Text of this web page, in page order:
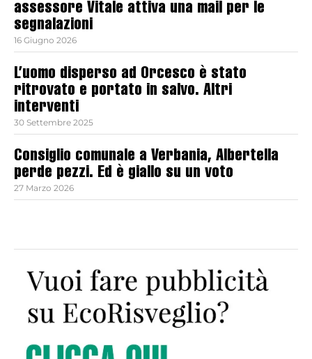
assessore Vitale attiva una mail per le
segnalazioni
16 Giugno 2026
L’uomo disperso ad Orcesco è stato
ritrovato e portato in salvo. Altri
interventi
30 Settembre 2025
Consiglio comunale a Verbania, Albertella
perde pezzi. Ed è giallo su un voto
27 Marzo 2026